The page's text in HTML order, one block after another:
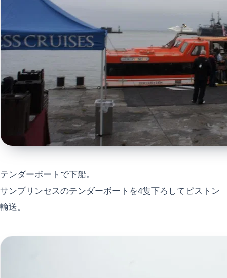
テンダーボートで下船。
サンプリンセスのテンダーボートを4隻下ろしてピストン
輸送。